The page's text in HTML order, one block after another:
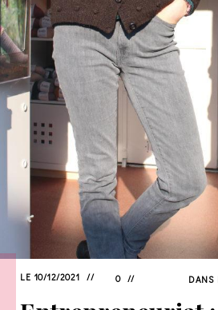
LE 10/12/2021 0 DANS